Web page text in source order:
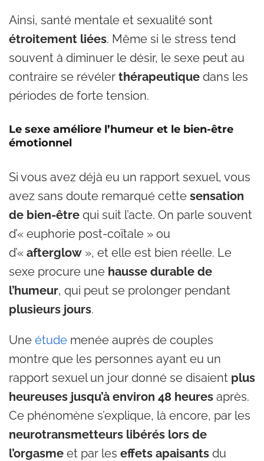
Ainsi, santé mentale et sexualité sont
étroitement liées. Même si le stress tend
souvent à diminuer le désir, le sexe peut au
contraire se révéler thérapeutique dans les
périodes de forte tension.
Le sexe améliore l’humeur et le bien-être
émotionnel
Si vous avez déjà eu un rapport sexuel, vous
avez sans doute remarqué cette sensation
de bien-être qui suit l’acte. On parle souvent
d’« euphorie post-coïtale » ou
d’« afterglow », et elle est bien réelle. Le
sexe procure une hausse durable de
l’humeur, qui peut se prolonger pendant
plusieurs jours.
Une étude menée auprès de couples
montre que les personnes ayant eu un
rapport sexuel un jour donné se disaient plus
heureuses jusqu’à environ 48 heures après.
Ce phénomène s’explique, là encore, par les
neurotransmetteurs libérés lors de
l’orgasme et par les effets apaisants du